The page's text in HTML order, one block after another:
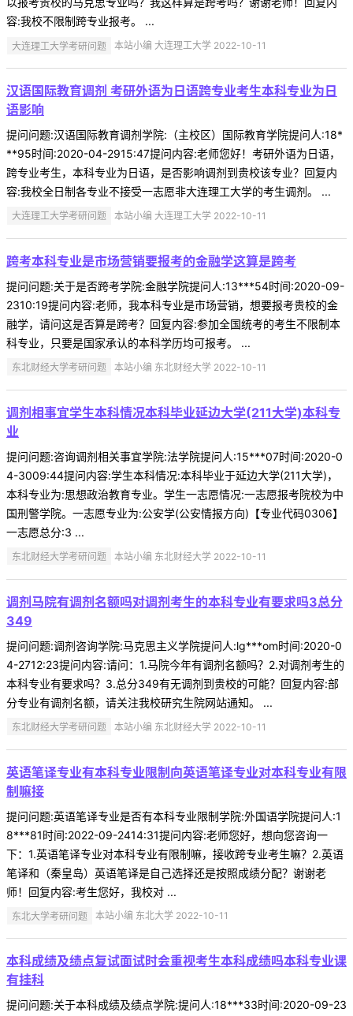
容:我校不限制跨专业报考。 ...
大连理工大学考研问题 本站小编 大连理工大学 2022-10-11
汉语国际教育调剂 考研外语为日语跨专业考生本科专业为日
语影响
提问问题:汉语国际教育调剂学院:（主校区）国际教育学院提问人:18*
**95时间:2020-04-2915:47提问内容:老师您好！考研外语为日语，
跨专业考生，本科专业为日语，是否影响调剂到贵校该专业？回复内
容:我校全日制各专业不接受一志愿非大连理工大学的考生调剂。 ...
大连理工大学考研问题 本站小编 大连理工大学 2022-10-11
跨考本科专业是市场营销要报考的金融学这算是跨考
提问问题:关于是否跨考学院:金融学院提问人:13***54时间:2020-09-
2310:19提问内容:老师，我本科专业是市场营销，想要报考贵校的金
融学，请问这是否算是跨考？回复内容:参加全国统考的考生不限制本
科专业，只要是国家承认的本科学历均可报考。 ...
东北财经大学考研问题 本站小编 东北财经大学 2022-10-11
调剂相事宜学生本科情况本科毕业延边大学(211大学)本科专
业
提问问题:咨询调剂相关事宜学院:法学院提问人:15***07时间:2020-0
4-3009:44提问内容:学生本科情况:本科毕业于延边大学(211大学)，
本科专业为:思想政治教育专业。学生一志愿情况:一志愿报考院校为中
国刑警学院。一志愿专业为:公安学(公安情报方向)【专业代码0306】
一志愿总分:3 ...
东北财经大学考研问题 本站小编 东北财经大学 2022-10-11
调剂马院有调剂名额吗对调剂考生的本科专业有要求吗3总分
349
提问问题:调剂咨询学院:马克思主义学院提问人:lg***om时间:2020-0
4-2712:23提问内容:请问：1.马院今年有调剂名额吗？2.对调剂考生的
本科专业有要求吗？3.总分349有无调剂到贵校的可能？回复内容:部
分专业有调剂名额，请关注我校研究生院网站通知。 ...
东北财经大学考研问题 本站小编 东北财经大学 2022-10-11
英语笔译专业有本科专业限制向英语笔译专业对本科专业有限
制嘛接
提问问题:英语笔译专业是否有本科专业限制学院:外国语学院提问人:1
8***81时间:2022-09-2414:31提问内容:老师您好，想向您咨询一
下：1.英语笔译专业对本科专业有限制嘛，接收跨专业考生嘛？2.英语
笔译和（秦皇岛）英语笔译是自己选择还是按照成绩分配？谢谢老
师！回复内容:考生您好，我校对 ...
东北大学考研问题 本站小编 东北大学 2022-10-11
本科成绩及绩点复试面试时会重视考生本科成绩吗本科专业课
有挂科
提问问题:关于本科成绩及绩点学院:提问人:18***33时间:2020-09-23